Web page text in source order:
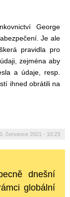
George
Je ale
pravidla pro
zejména aby
a údaje, resp.
ihned obrátili na
července 2021 - 10:23
dnešní
globální